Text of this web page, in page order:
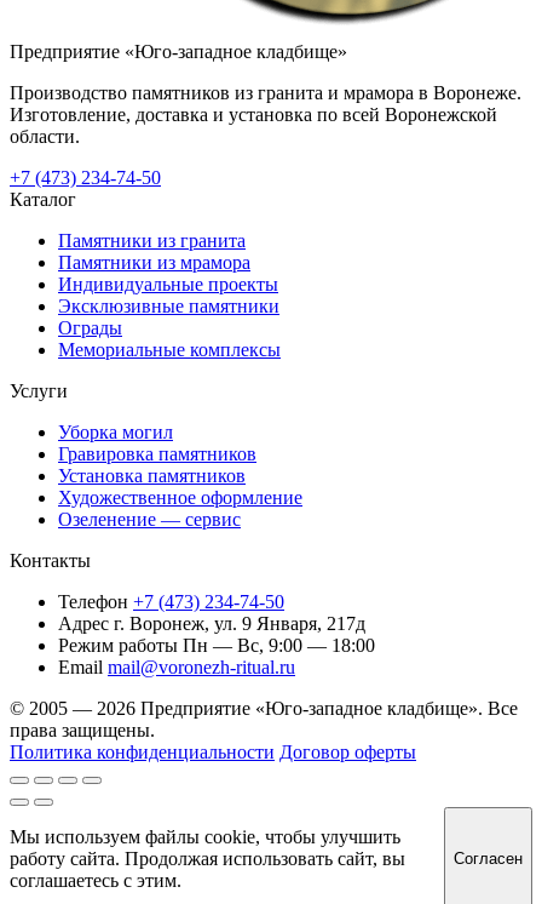
Предприятие «Юго-западное кладбище»
Производство памятников из гранита и мрамора в Воронеже.
Изготовление, доставка и установка по всей Воронежской
области.
+7 (473) 234-74-50
Каталог
Памятники из гранита
Памятники из мрамора
Индивидуальные проекты
Эксклюзивные памятники
Ограды
Мемориальные комплексы
Услуги
Уборка могил
Гравировка памятников
Установка памятников
Художественное оформление
Озеленение — сервис
Контакты
Телефон +7 (473) 234-74-50
Адрес г. Воронеж, ул. 9 Января, 217д
Режим работы Пн — Вс, 9:00 — 18:00
Email mail@voronezh-ritual.ru
© 2005 — 2026 Предприятие «Юго-западное кладбище». Все
права защищены.
Политика конфиденциальности Договор оферты
Мы используем файлы cookie, чтобы улучшить
работу сайта. Продолжая использовать сайт, вы
соглашаетесь с этим.
Согласен